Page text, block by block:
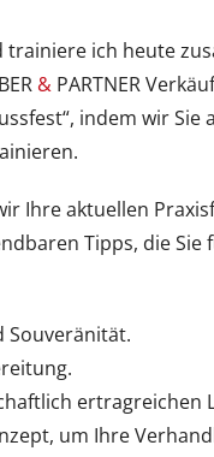
ich heute
&PARTNER
indem wir
Ihre aktuellen
Tipps, die
Souveränität.
ertragreichen
um Ihre